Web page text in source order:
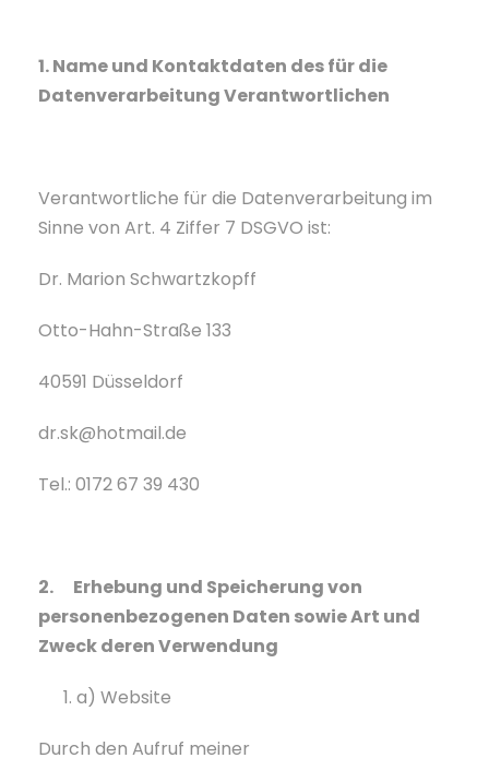
1. Name und Kontaktdaten des für die
Datenverarbeitung Verantwortlichen
Verantwortliche für die Datenverarbeitung im
Sinne von Art. 4 Ziffer 7 DSGVO ist:
Dr. Marion Schwartzkopff
Otto-Hahn-Straße 133
40591 Düsseldorf
dr.sk@hotmail.de
Tel.: 0172 67 39 430
2. Erhebung und Speicherung von
personenbezogenen Daten sowie Art und
Zweck deren Verwendung
a) Website
Durch den Aufruf meiner